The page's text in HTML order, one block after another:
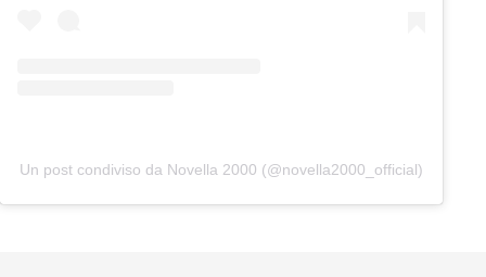
Un post condiviso da Novella 2000 (@novella2000_official)